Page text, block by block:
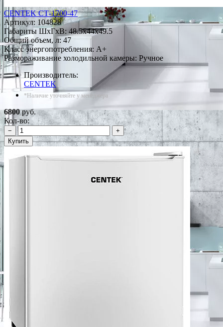
CENTEK СТ-1700-47
Артикул:104828
Габариты ШxГxВ: 48.5x44x49.5
Общий объем, л: 47
Класс энергопотребления: A+
Размораживание холодильной камеры: Ручное
Производитель:
CENTEK
*Наличие уточняйте у менеджера
6800руб.
Кол-во:
−
+
Купить